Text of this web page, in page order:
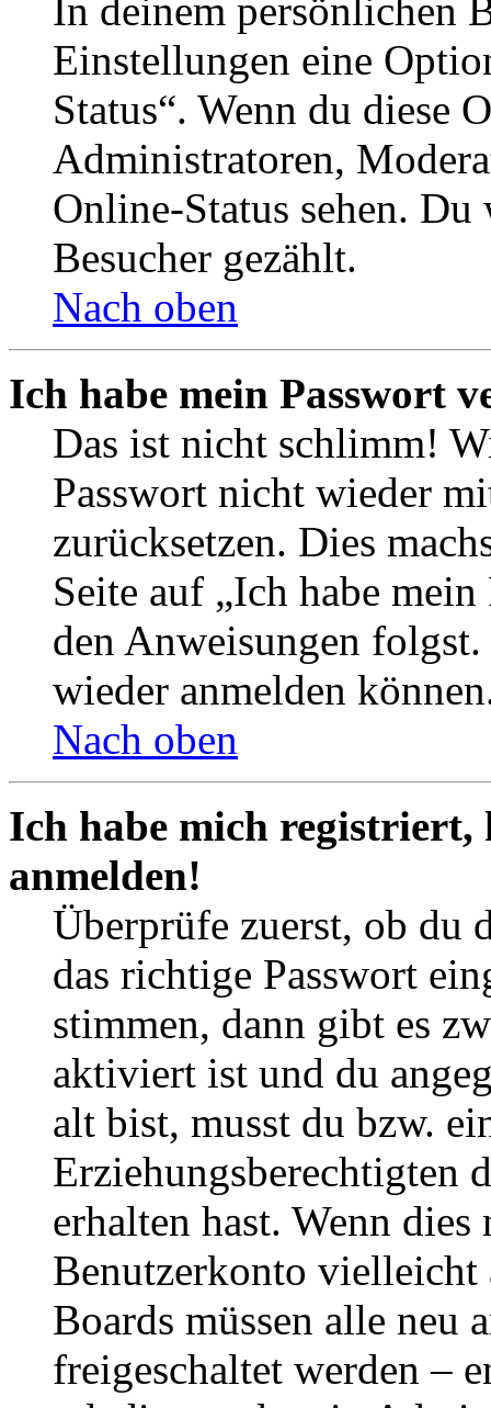
In deinem persönlichen
Einstellungen eine
Status“. Wenn du diese
Administratoren,
Online-Status sehen.
Besucher gezählt.
Nach oben
Ich habe mein Passwort
Das ist nicht schlimm!
Passwort nicht wieder
zurücksetzen. Dies
Seite auf „Ich habe
den Anweisungen
wieder anmelden
Nach oben
Ich habe mich
anmelden!
Überprüfe zuerst, ob du
das richtige Passwort
stimmen, dann gibt es
aktiviert ist und du
alt bist, musst du bzw.
Erziehungsberechtigten
erhalten hast. Wenn
Benutzerkonto
Boards müssen alle neu
freigeschaltet werden –